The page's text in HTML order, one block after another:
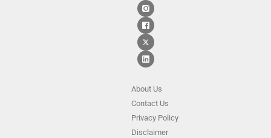
About Us
ContactUs
Privacy Policy
Disclaimer